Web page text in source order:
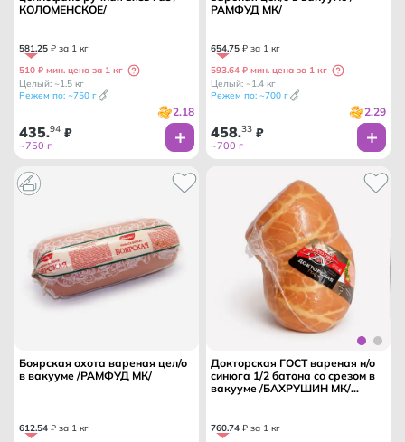
КОЛОМЕНСКОЕ/
581.25 ₽ за 1 кг
510 ₽ мин. цена за 1 кг
Целый: ~1.5 кг
Режем по: ~750 г
2.18
435.94 ₽
~750 г
РАМФУД МК/
654.75 ₽ за 1 кг
593.64 ₽ мин. цена за 1 кг
Целый: ~1.4 кг
Режем по: ~700 г
2.29
458.33 ₽
~700 г
Боярская охота вареная цел/о
в вакууме /РАМФУД МК/
612.54 ₽ за 1 кг
Докторская ГОСТ вареная н/о
синюга 1/2 батона со срезом в
вакууме /БАХРУШИН МК/
760.74 ₽ за 1 кг